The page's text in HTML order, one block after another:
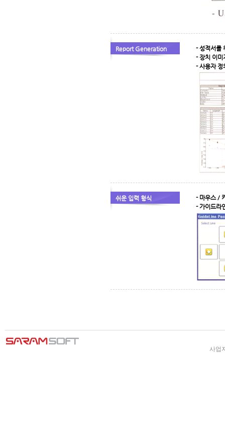
Report Generation
- 성적서를
- 장치 이미
- 사용자 정
쉬운 입력 형식
- 마우스 /
- 가이드라
사업